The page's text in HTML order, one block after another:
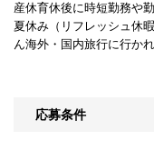
産休育休後に時短勤務や
夏休み（リフレッシュ休
ん海外・国内旅行に行かれ
応募条件